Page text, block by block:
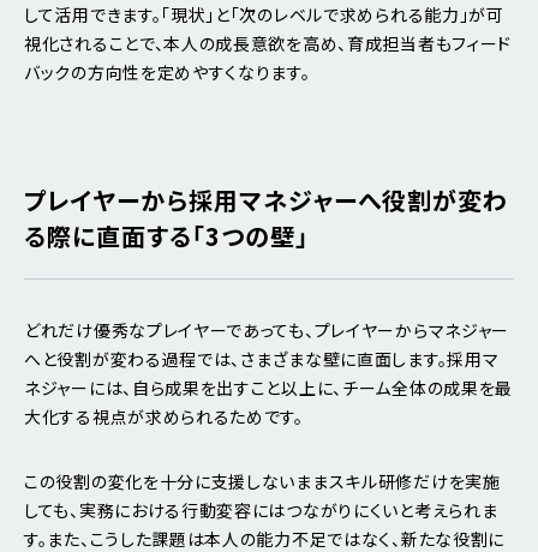
して活用できます。「現状」と「次のレベルで求められる能力」が可
視化されることで、本人の成長意欲を高め、育成担当者もフィード
バックの方向性を定めやすくなります。
プレイヤーから採用マネジャーへ役割が変わ
る際に直面する「3つの壁」
どれだけ優秀なプレイヤーであっても、プレイヤーからマネジャー
へと役割が変わる過程では、さまざまな壁に直面します。採用マ
ネジャーには、自ら成果を出すこと以上に、チーム全体の成果を最
大化する視点が求められるためです。
この役割の変化を十分に支援しないままスキル研修だけを実施
しても、実務における行動変容にはつながりにくいと考えられま
す。また、こうした課題は本人の能力不足ではなく、新たな役割に